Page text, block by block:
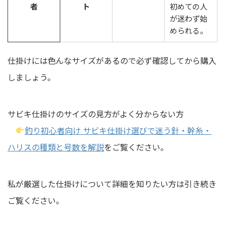
者
ト
初めての人
が迷わず始
められる。
仕掛けには色んなサイズがあるので必ず確認してから購入
しましょう。
サビキ仕掛けのサイズの見方がよく分からない方
釣り初心者向け サビキ仕掛け選びで迷う針・幹糸・
ハリスの種類と号数を解説をご覧ください。
私が厳選した仕掛けについて詳細を知りたい方は引き続き
ご覧ください。